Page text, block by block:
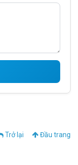
Trở lại Đầu trang